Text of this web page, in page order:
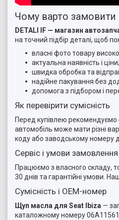
Чому варто замовити
DETALI IF — магазин
на точний підбір деталі, щоб
власні фото товару
актуальна наявність і ціни;
швидка обробка та
надійне пакування без
допомога з підбором і
Як перевірити сумісність
Перед купівлею рекомендуємо
автомобіль може мати різні
коду або заводському номеру
Сервіс і умови замовлення
Працюємо з власного складу,
30 днів та гарантійні умови.
Сумісність і OEM-номер
Щуп масла для Seat Ibiza —
каталожному номеру